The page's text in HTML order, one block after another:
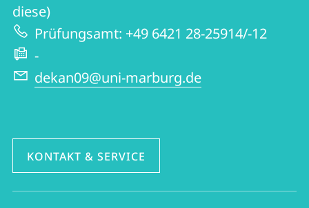
diese)
Prüfungsamt: +49 6421 28-25914/-12
-
dekan09@uni-marburg.de
KONTAKT & SERVICE